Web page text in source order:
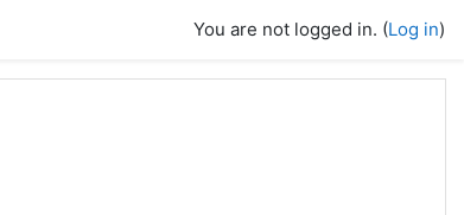
You are not logged in. (Log in)